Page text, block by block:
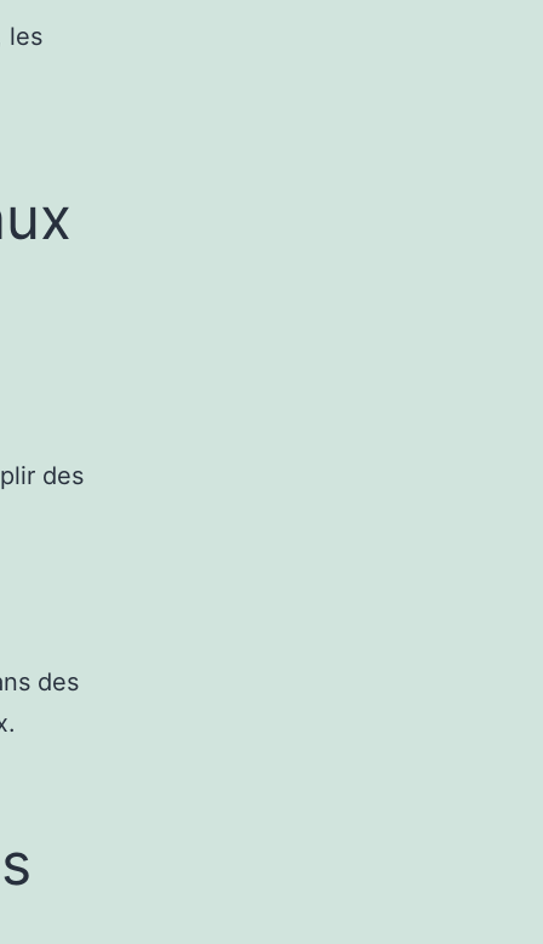
les
des
des